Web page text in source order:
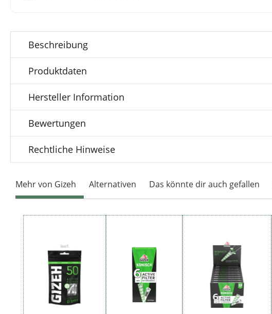
Beschreibung
Produktdaten
Hersteller Information
Bewertungen
Rechtliche Hinweise
Mehr von Gizeh Alternativen Das könnte dir auch gefallen
Produktgalerie überspringen